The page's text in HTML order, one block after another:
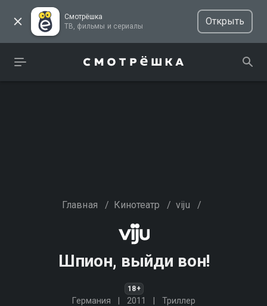
Смотрёшка
ТВ, фильмы и сериалы
Открыть
Главная / Кинотеатр / viju /
Шпион, выйди вон!
18+
Германия 2011 Триллер